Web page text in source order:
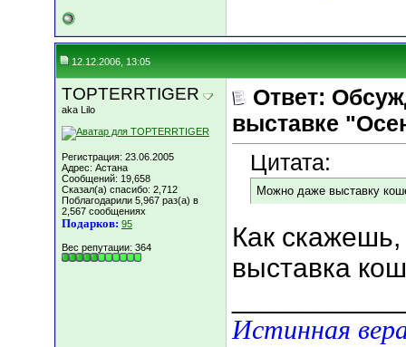
12.12.2006, 13:05
TOPTERRTIGER
aka Lilo
Регистрация: 23.06.2005
Адрес: Астана
Сообщений: 19,658
Сказал(а) спасибо: 2,712
Поблагодарили 5,967 раз(а) в
2,567 сообщениях
Подарков: 95
Вес репутации: 364
Ответ:
выставке
Цитата:
Можно даже выставку
Как
выставка
Истинная